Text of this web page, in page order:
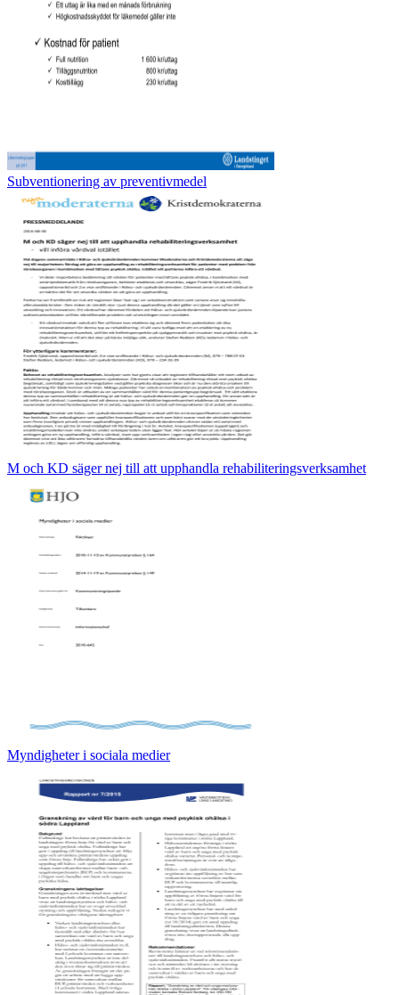
Subventionering av preventivmedel
M och KD säger nej till att upphandla rehabiliteringsverksamhet
Myndigheter i sociala medier